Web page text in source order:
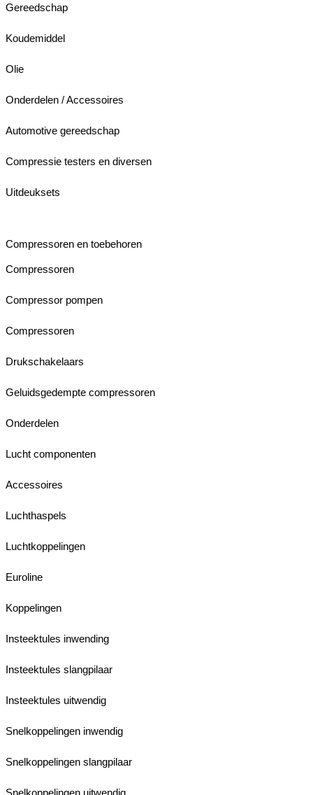
Gereedschap
Koudemiddel
Olie
Onderdelen / Accessoires
Automotive gereedschap
Compressie testers en diversen
Uitdeuksets
Compressoren en toebehoren
Compressoren
Compressor pompen
Compressoren
Drukschakelaars
Geluidsgedempte compressoren
Onderdelen
Lucht componenten
Accessoires
Luchthaspels
Luchtkoppelingen
Euroline
Koppelingen
Insteektules inwending
Insteektules slangpilaar
Insteektules uitwendig
Snelkoppelingen inwendig
Snelkoppelingen slangpilaar
Snelkoppelingen uitwendig